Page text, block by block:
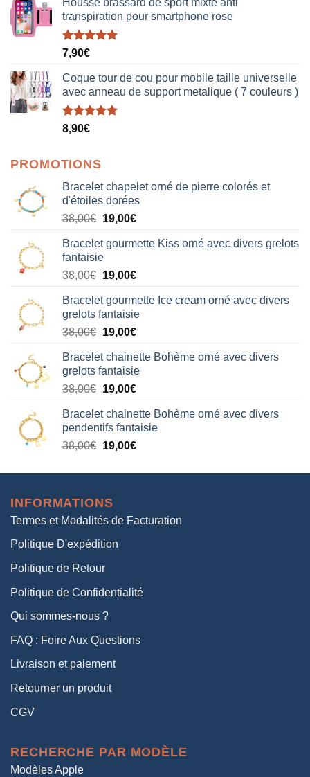
transpiration pour smartphone rose
Note5.00
7,90€
Coque tour de cou pour mobile taille universelle
avec anneau de support metalique ( 7 couleurs )
Note5.00
8,90€
PROMOTIONS
Bracelet chapelet orné de pierre colorés et
d'étoiles dorées
38,00€ Le
initial
était :
38,00€.
19,00€Le
actuel
19,00€.
Bracelet gourmette Kiss orné avec divers grelots
fantaisie
38,00€ Le
initial
était :
38,00€.
19,00€Le
actuel
est :
19,00€.
Bracelet gourmette Ice cream orné avec divers
grelots fantaisie
38,00€ Le
initial
était :
38,00€.
19,00€Le
actuel
est :
19,00€.
Bracelet chainette Bohème orné avec divers
grelots fantaisie
38,00€ Le
initial
était :
38,00€.
19,00€Le
actuel
est :
19,00€.
Bracelet chainette Bohème orné avec divers
pendentifs fantaisie
38,00€ Le
initial
38,00€.
19,00€Le
actuel
INFORMATIONS
Termes et Modalités de Facturation
Politique D'expédition
Politique de Retour
Politique de Confidentialité
Qui sommes-nous ?
FAQ : Foire Aux Questions
Livraison et paiement
Retourner un produit
CGV
RECHERCHE PAR MODÈLE
Modèles Apple